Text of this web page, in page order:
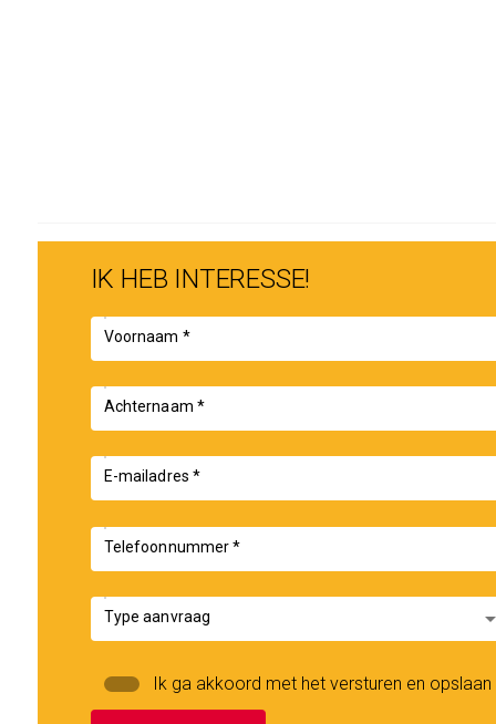
IK HEB INTERESSE!
Voornaam *
Achternaam *
E-mailadres *
Telefoonnummer *
Type aanvraag arrow_drop_down
Ik ga akkoord met het versturen en